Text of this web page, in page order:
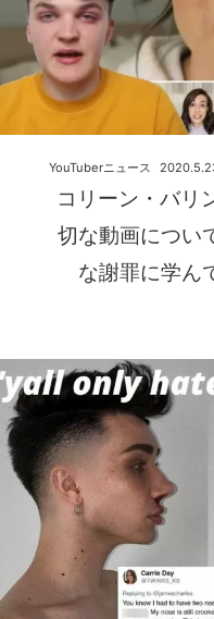
コリーン・バリ
切な動画につ
な謝罪に学ん
YouTuberニュース